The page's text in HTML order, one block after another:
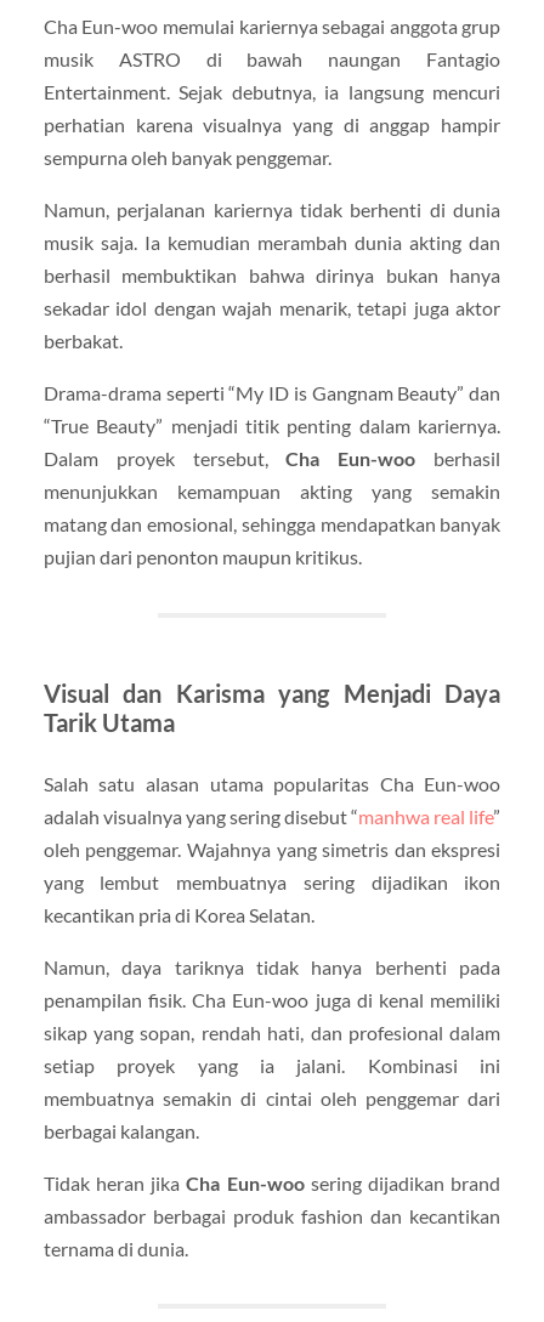
Cha Eun-woo memulai kariernya sebagai anggota grup
musik ASTRO di bawah naungan Fantagio
Entertainment. Sejak debutnya, ia langsung mencuri
perhatian karena visualnya yang di anggap hampir
sempurna oleh banyak penggemar.
Namun, perjalanan kariernya tidak berhenti di dunia
musik saja. Ia kemudian merambah dunia akting dan
berhasil membuktikan bahwa dirinya bukan hanya
sekadar idol dengan wajah menarik, tetapi juga aktor
berbakat.
Drama-drama seperti “My ID is Gangnam Beauty” dan
“True Beauty” menjadi titik penting dalam kariernya.
Dalam proyek tersebut,Cha Eun-woo berhasil
menunjukkan kemampuan akting yang semakin
matang dan emosional, sehingga mendapatkan banyak
pujian dari penonton maupun kritikus.
Visual dan Karisma yang Menjadi Daya
Tarik Utama
Salah satu alasan utama popularitas Cha Eun-woo
adalah visualnya yang sering disebut “manhwa real life”
oleh penggemar. Wajahnya yang simetris dan ekspresi
yang lembut membuatnya sering dijadikan ikon
kecantikan pria di Korea Selatan.
Namun, daya tariknya tidak hanya berhenti pada
penampilan fisik. Cha Eun-woo juga di kenal memiliki
sikap yang sopan, rendah hati, dan profesional dalam
setiap proyek yang ia jalani. Kombinasi ini
membuatnya semakin di cintai oleh penggemar dari
berbagai kalangan.
Tidak heran jikaCha Eun-woosering dijadikan brand
ambassador berbagai produk fashion dan kecantikan
ternama di dunia.